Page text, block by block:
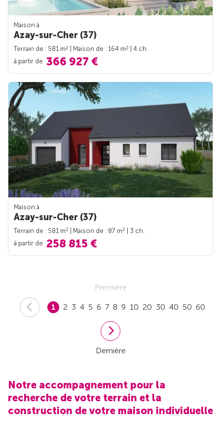
Maison à
Azay-sur-Cher (37)
Terrain de : 581 m2 | Maison de : 164 m2
| 4 ch.
à partir de 366 927 €
Maison à
Azay-sur-Cher (37)
Terrain de : 581 m2 | Maison de : 87 m2
| 3 ch.
à partir de 258 815 €
Première
1 2 3 4 5 6 7 8 9 10 20 30 40 50 60
Dernière
Notre accompagnement pour la
recherche de votre terrain et la
construction de votre maison individuelle